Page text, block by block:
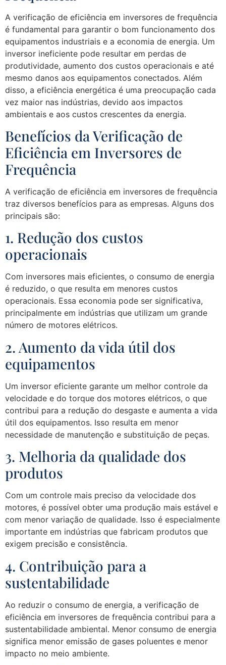
A verificação de eficiência em inversores de frequência
é fundamental para garantir o bom funcionamento dos
equipamentos industriais e a economia de energia. Um
inversor ineficiente pode resultar em perdas de
produtividade, aumento dos custos operacionais e até
mesmo danos aos equipamentos conectados. Além
disso, a eficiência energética é uma preocupação cada
vez maior nas indústrias, devido aos impactos
ambientais e aos custos crescentes da energia.
Benefícios da Verificação de
Eficiência em Inversores de
Frequência
A verificação de eficiência em inversores de frequência
traz diversos benefícios para as empresas. Alguns dos
principais são:
1. Redução dos custos
operacionais
Com inversores mais eficientes, o consumo de energia
é reduzido, o que resulta em menores custos
operacionais. Essa economia pode ser significativa,
principalmente em indústrias que utilizam um grande
número de motores elétricos.
2. Aumento da vida útil dos
equipamentos
Um inversor eficiente garante um melhor controle da
velocidade e do torque dos motores elétricos, o que
contribui para a redução do desgaste e aumenta a vida
útil dos equipamentos. Isso resulta em menor
necessidade de manutenção e substituição de peças.
3. Melhoria da qualidade dos
produtos
Com um controle mais preciso da velocidade dos
motores, é possível obter uma produção mais estável e
com menor variação de qualidade. Isso é especialmente
importante em indústrias que fabricam produtos que
exigem precisão e consistência.
4. Contribuição para a
sustentabilidade
Ao reduzir o consumo de energia, a verificação de
eficiência em inversores de frequência contribui para a
sustentabilidade ambiental. Menor consumo de energia
significa menor emissão de gases poluentes e menor
impacto no meio ambiente.